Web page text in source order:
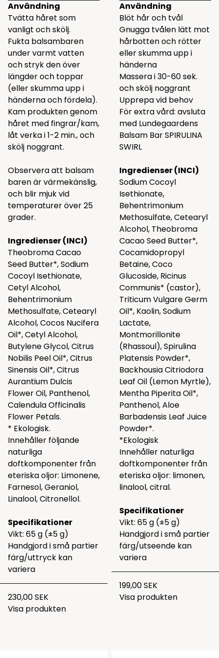
Användning
Tvätta håret som
vanligt och skölj.
Fukta balsambaren
under varmt vatten
och stryk den över
längder och toppar
(eller skumma upp i
händerna och fördela).
Kam produkten genom
håret med fingrar/kam,
låt verka i 1-2 min., och
skölj noggrant.
Observera att balsam
baren är värmekänslig,
och blir mjuk vid
temperaturer över 25
grader.
Ingredienser (INCI)
Theobroma Cacao
Seed Butter*, Sodium
Cocoyl Isethionate,
Cetyl Alcohol,
Behentrimonium
Methosulfate, Cetearyl
Alcohol, Cocos Nucifera
Oil*, Cetyl Alcohol,
Butylene Glycol, Citrus
Nobilis Peel Oil*, Citrus
Sinensis Oil*, Citrus
Aurantium Dulcis
Flower Oil, Panthenol,
Calendula Officinalis
Flower Petals.
* Ekologisk.
Innehåller följande
naturliga
doftkomponenter från
eteriska oljor: Limonene,
Farnesol, Geraniol,
Linalool, Citronellol.
Specifikationer
Vikt: 65 g (±5 g)
Handgjord i små partier
färg/uttryck kan
variera
230,00 SEK
Visa produkten
Användning
Blöt hår och tvål
Gnugga tvålen lätt mot
hårbotten och rötter
eller skumma upp i
händerna
Massera i 30-60 sek.
och skölj noggrant
Upprepa vid behov
För extra vård: avsluta
med Lundegaardens
Balsam Bar SPIRULINA
SWIRL
Ingredienser (INCI)
Sodium Cocoyl
Isethionate,
Behentrimonium
Methosulfate, Cetearyl
Alcohol, Theobroma
Cacao Seed Butter*,
Cocamidopropyl
Betaine, Coco
Glucoside, Ricinus
Communis* (castor),
Triticum Vulgare Germ
Oil*, Kaolin, Sodium
Lactate,
Montmorillonite
(Rhassoul), Spirulina
Platensis Powder*,
Backhousia Citriodora
Leaf Oil (Lemon Myrtle),
Mentha Piperita Oil*,
Panthenol, Aloe
Barbadensis Leaf Juice
Powder*.
*Ekologisk
Innehåller naturliga
doftkomponenter från
eteriska oljor: limonen,
linalool, citral.
Specifikationer
Vikt: 65 g (±5 g)
Handgjord i små partier
färg/utseende kan
variera
199,00 SEK
Visa produkten